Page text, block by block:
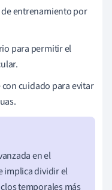
entrenamiento por
para permitir el
cuidado para evitar
en el
implica dividir el
temporales más